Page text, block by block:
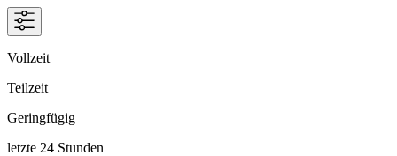
Vollzeit
Teilzeit
Geringfügig
letzte 24 Stunden